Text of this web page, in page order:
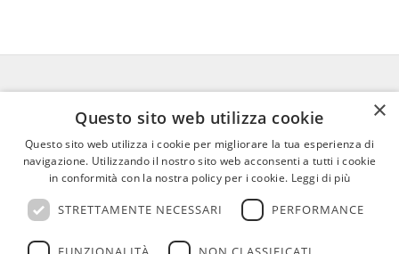
FEDERICO MOTTA EDITORE
02 300761– info@mottaeditore.it–
08233380966 – Cap.Soc. € 1.000.000 I.V. –
REA MI 2011580
×
Questo sito web utilizza cookie
Questo sito web utilizza i cookie per migliorare la tua esperienza di
navigazione. Utilizzando il nostro sito web acconsenti a tutti i cookie
in conformità con la nostra policy per i cookie. Leggi di più
STRETTAMENTE NECESSARI PERFORMANCE